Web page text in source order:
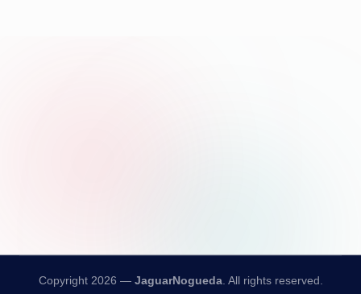
Copyright 2026 — JaguarNogueda. All rights reserved.